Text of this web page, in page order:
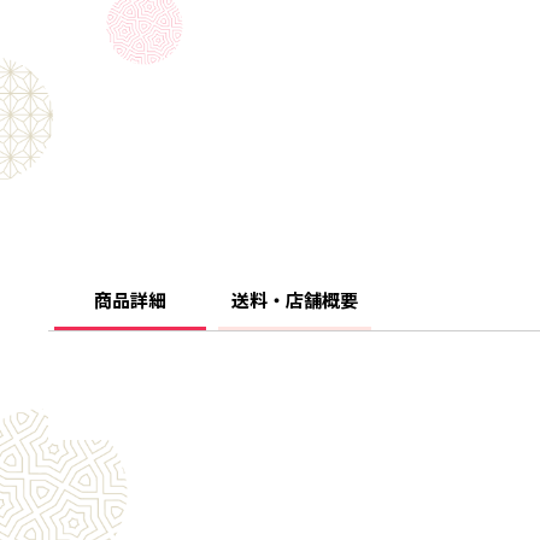
商品詳細 送料・店舗概要